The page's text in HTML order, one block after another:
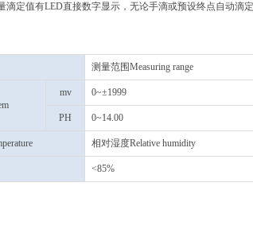
定值有LED直接数字显示，无论手滴或预设终点自动滴定
测量范围Measuring range
mv 0~±1999
PH 0~14.00
相对湿度Relative humidity
<85%